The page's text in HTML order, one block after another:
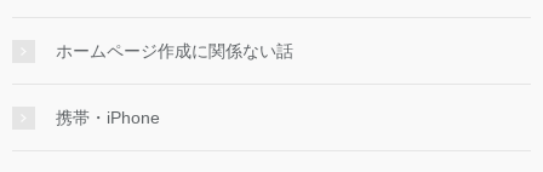
ホームページ作成に関係ない話
携帯・iPhone